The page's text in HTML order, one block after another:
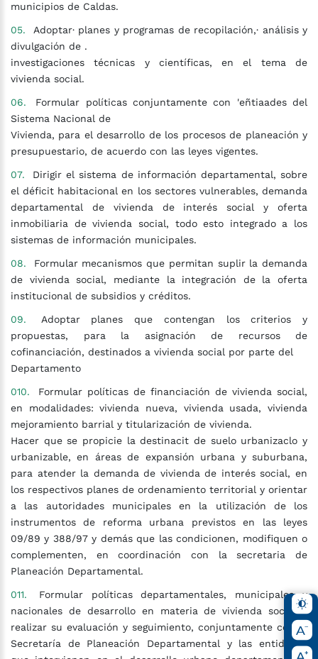
municipios de Caldas.
Adoptar· planes y programas de recopilación,· análisis y
divulgación de .
investigaciones técnicas y científicas, en el tema de
vivienda social.
Formular políticas conjuntamente con 'eñtiaades del
Sistema Nacional de
Vivienda, para el desarrollo de los procesos de planeación y
presupuestario, de acuerdo con las leyes vigentes.
Dirigir el sistema de información departamental, sobre
el déficit habitacional en los sectores vulnerables, demanda
departamental de vivienda de interés social y oferta
inmobiliaria de vivienda social, todo esto integrado a los
sistemas de información municipales.
Formular mecanismos que permitan suplir la demanda
de vivienda social, mediante la integración de la oferta
institucional de subsidios y créditos.
Adoptar planes que contengan los criterios y
propuestas, para la asignación de recursos de
cofinanciación, destinados a vivienda social por parte del
Departamento
Formular políticas de financiación de vivienda social,
en modalidades: vivienda nueva, vivienda usada, vivienda
mejoramiento barrial y titularización de vivienda.
Hacer que se propicie la destinacit de suelo urbanizaclo y
urbanizable, en áreas de expansión urbana y suburbana,
para atender la demanda de vivienda de interés social, en
los respectivos planes de ordenamiento territorial y orientar
a las autoridades municipales en la utilización de los
instrumentos de reforma urbana previstos en las leyes
09/89 y 388/97 y demás que las condicionen, modifiquen o
complementen, en coordinación con la secretaria de
Planeación Departamental.
Formular políticas departamentales, municipales y
nacionales de desarrollo en materia de vivienda social y
realizar su evaluación y seguimiento, conjuntamente con la
Secretaría de Planeación Departamental y las entidades